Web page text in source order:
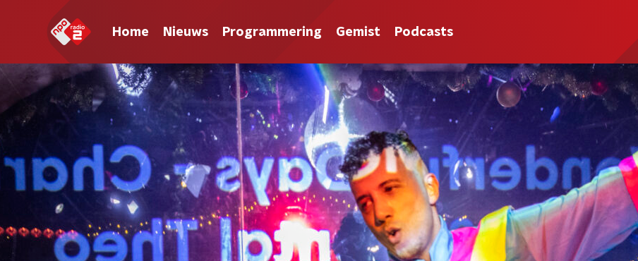
Home Nieuws Programmering Gemist Podcasts